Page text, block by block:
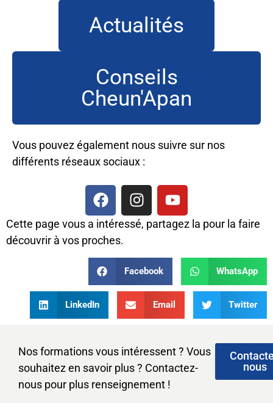
Actualités
Conseils
Cheun'Apan
Vous pouvez également nous suivre sur nos
différents réseaux sociaux :
Cette page vous a intéressé, partagez la pour la faire
découvrir à vos proches.
Facebook WhatsApp
LinkedIn Email Twitter
Nos formations vous intéressent ? Vous
souhaitez en savoir plus ? Contactez-
nous pour plus renseignement !
nous